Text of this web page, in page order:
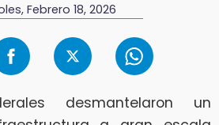
Febrero 18, 2026
desmantelaron un